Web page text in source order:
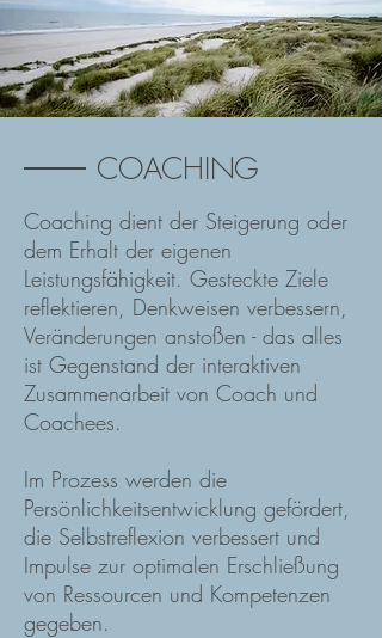
COACHING
Coaching dient der Steigerung oder
dem Erhalt der eigenen
Leistungsfähigkeit. Gesteckte Ziele
reflektieren, Denkweisen verbessern,
Veränderungen anstoßen - das alles
ist Gegenstand der interaktiven
Zusammenarbeit von Coach und
Coachees.
Im Prozess werden die
Persönlichkeitsentwicklung gefördert,
die Selbstreflexion verbessert und
Impulse zur optimalen Erschließung
von Ressourcen und Kompetenzen
gegeben.